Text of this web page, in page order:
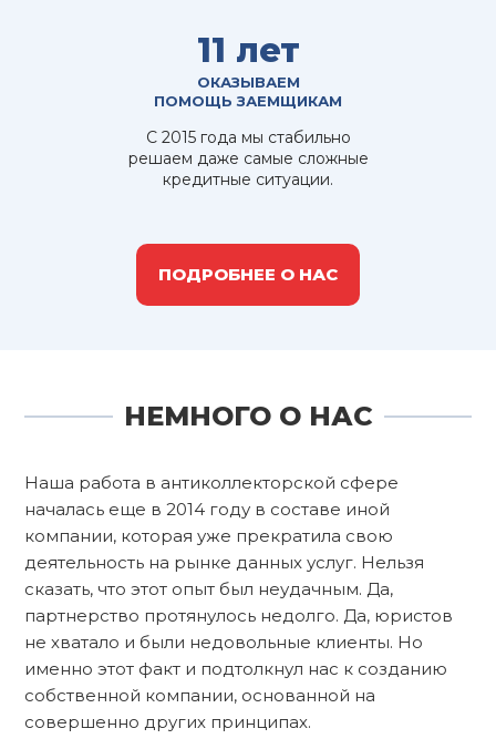
11 лет
ОКАЗЫВАЕМ
ПОМОЩЬ ЗАЕМЩИКАМ
С 2015 года мы стабильно
решаем даже самые сложные
кредитные ситуации.
ПОДРОБНЕЕ О НАС
НЕМНОГО О НАС
Наша работа в антиколлекторской сфере
началась еще в 2014 году в составе иной
компании, которая уже прекратила свою
деятельность на рынке данных услуг. Нельзя
сказать, что этот опыт был неудачным. Да,
партнерство протянулось недолго. Да, юристов
не хватало и были недовольные клиенты. Но
именно этот факт и подтолкнул нас к созданию
собственной компании, основанной на
совершенно других принципах.